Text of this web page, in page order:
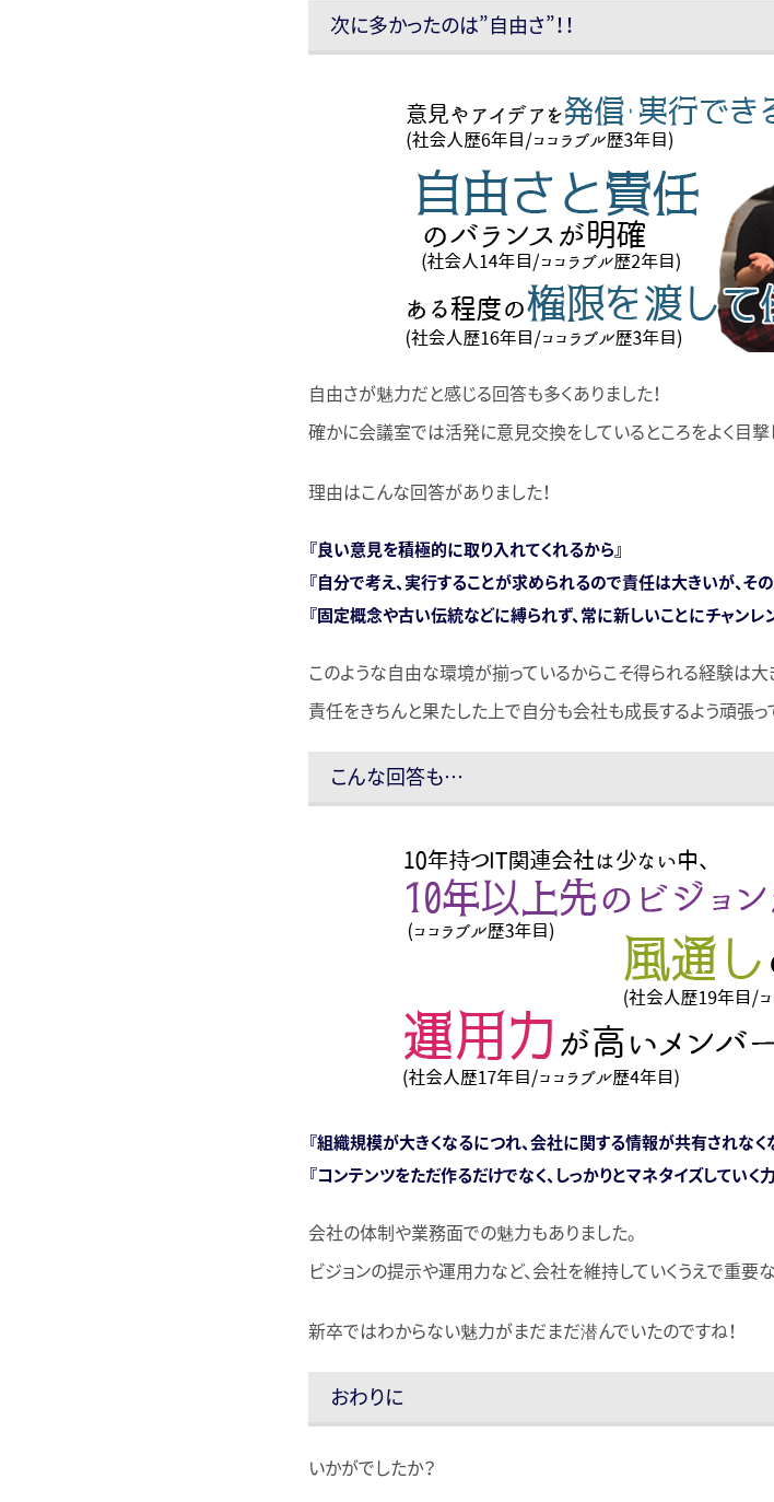
次に多かったのは”自由さ”！！
自由さが魅力だと感じる回答も多くありました！
確かに会議室では活発に意見交換をしているところをよく目撃
理由はこんな回答がありました！
『良い意見を積極的に取り入れてくれるから』
『自分で考え、実行することが求められるので責任は大きいが、そ
『固定概念や古い伝統などに縛られず、常に新しいことにチャンレ
このような自由な環境が揃っているからこそ得られる経験は大
責任をきちんと果たした上で自分も会社も成長するよう頑張っ
こんな回答も…
『組織規模が大きくなるにつれ、会社に関する情報が共有されな
『コンテンツをただ作るだけでなく、しっかりとマネタイズしていく
会社の体制や業務面での魅力もありました。
ビジョンの提示や運用力など、会社を維持していくうえで重要
新卒ではわからない魅力がまだまだ潜んでいたのですね！
おわりに
いかがでしたか？